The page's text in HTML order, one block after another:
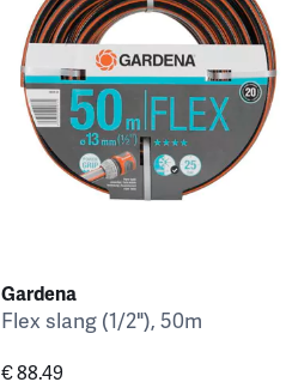
Gardena
Flex slang (1/2"), 50m
€ 88.49